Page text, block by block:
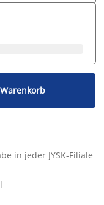
in jeder JYSK-Filiale